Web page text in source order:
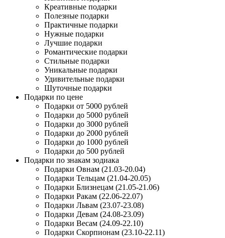
Креативные подарки
Полезные подарки
Практичные подарки
Нужные подарки
Лучшие подарки
Романтические подарки
Стильные подарки
Уникальные подарки
Удивительные подарки
Шуточные подарки
Подарки по цене
Подарки от 5000 рублей
Подарки до 5000 рублей
Подарки до 3000 рублей
Подарки до 2000 рублей
Подарки до 1000 рублей
Подарки до 500 рублей
Подарки по знакам зодиака
Подарки Овнам (21.03-20.04)
Подарки Тельцам (21.04-20.05)
Подарки Близнецам (21.05-21.06)
Подарки Ракам (22.06-22.07)
Подарки Львам (23.07-23.08)
Подарки Девам (24.08-23.09)
Подарки Весам (24.09-22.10)
Подарки Скорпионам (23.10-22.11)